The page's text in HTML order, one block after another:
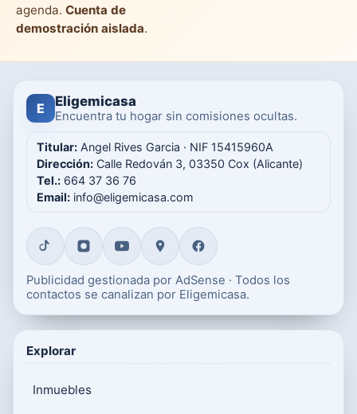
agenda. Cuenta de
demostración aislada.
E Eligemicasa
Encuentra tu hogar sin comisiones ocultas.
Titular: Angel Rives Garcia · NIF 15415960A
Dirección: Calle Redován 3, 03350 Cox (Alicante)
Tel.: 664 37 36 76
Email: info@eligemicasa.com
Publicidad gestionada por AdSense · Todos los
contactos se canalizan por Eligemicasa.
Explorar
Inmuebles